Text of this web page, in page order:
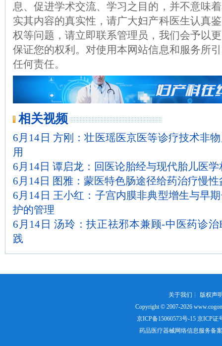
息、促进学术交流、学习之目的，并不意味
实其内容的真实性，请广大妇产科医生认真
权等问题，请立即联系管理员，我们会予以
保证您的权利。对使用本网站信息和服务所
任何责任。
相关视频
6月14日 方刚：壮医瑶医京医等诊疗技术非
用
6月14日 谭启龙：回医论胎经与现代胎儿医
6月14日 图雅：蒙医特色肠途径给药治疗慢性
6月14日 王小红：子宫内膜非典型增生与早
护的管理
6月14日 汤玲：扶正祛邪本兼顾-中医药诊
践
关于我们 ┊ 版权声
Copyright © 2007-2026
京ICP备15060573号-15京ICP证
药品医疗器械网络信息服务备